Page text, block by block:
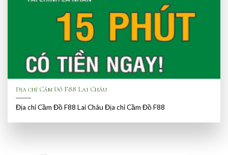
Địa chỉ Cầm Đồ F88 Lai Châu
Địa chỉ Cầm Đồ F88 Lai Châu Địa chỉ Cầm Đồ F88